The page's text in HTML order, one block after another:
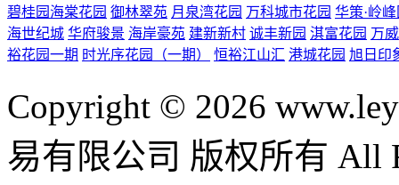
碧桂园海棠花园 御林翠苑 月泉湾花园 万科城市花园 华策·岭
海世纪城 华府骏景 海岸豪苑 建新新村 诚丰新园 淇富花园 万
裕花园一期 时光序花园（一期） 恒裕江山汇 港城花园 旭日印
Copyright © 2026
易有限公司 版权所有 All